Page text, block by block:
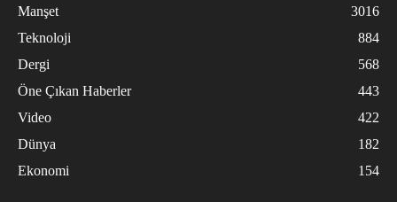
Manşet
3016
Teknoloji
884
Dergi
568
Öne Çıkan Haberler
443
Video
422
Dünya
182
Ekonomi
154